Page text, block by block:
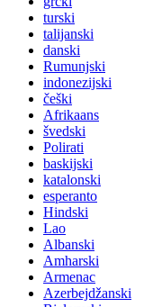
turski
talijanski
danski
Rumunjski
indonezijski
češki
Afrikaans
švedski
Polirati
baskijski
katalonski
esperanto
Hindski
Lao
Albanski
Amharski
Armenac
Azerbejdžanski